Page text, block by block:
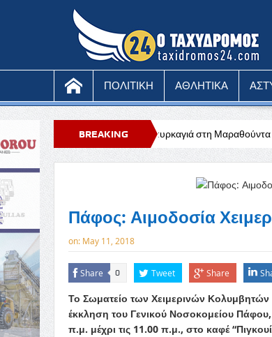
ΠΟΛΙΤΙΚΗ ΑΘΛΗΤΙΚΑ
BREAKING
NEWS
Υπό έλεγχο η πυρκαγιά στη Μαραθούντα που κατέκαψε
Πάφος: Αιμοδοσία
on: May 11, 2018
Share 0 Tweet Share
Το Σωματείο των Χειμερινών
έκκληση του Γενικού Νοσοκομείου
π.μ. μέχρι τις 11.00 π.μ., στο καφέ